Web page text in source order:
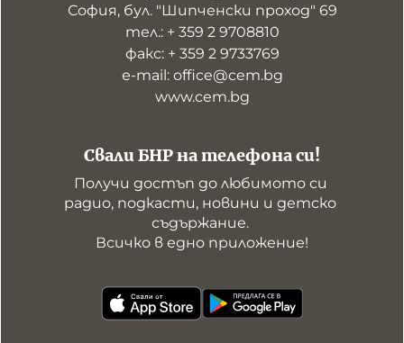
Свали БНР на телефона си!
Получи достъп до любимото си
радио, подкасти, новини и детско
съдържание.
Всичко в едно приложение!
София, бул. "Шипченски проход" 69
тел.: + 359 2 9708810
факс: + 359 2 9733769
е-mail: office@cem.bg
www.cem.bg